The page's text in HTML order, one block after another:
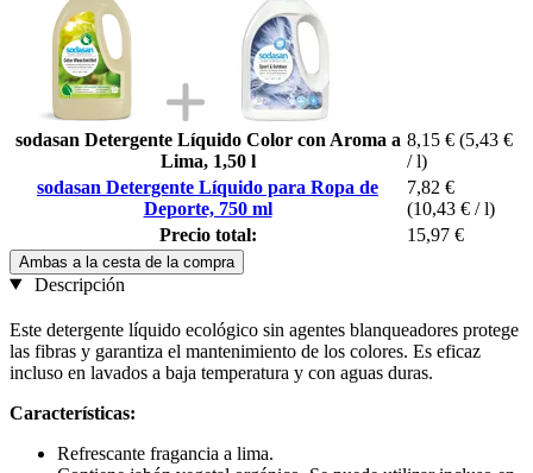
sodasan Detergente Líquido Color con Aroma a
Lima, 1,50 l
8,15 € (5,43 €
/ l)
sodasan Detergente Líquido para Ropa de
Deporte, 750 ml
7,82 €
(10,43 € / l)
Precio total:
15,97 €
Ambas a la cesta de la compra
Descripción
Este detergente líquido ecológico sin agentes blanqueadores protege
las fibras y garantiza el mantenimiento de los colores. Es eficaz
incluso en lavados a baja temperatura y con aguas duras.
Características:
Refrescante fragancia a lima.